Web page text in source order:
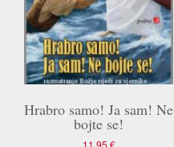
Hrabro samo! Ja sam! Ne
bojte se!
11,95 €